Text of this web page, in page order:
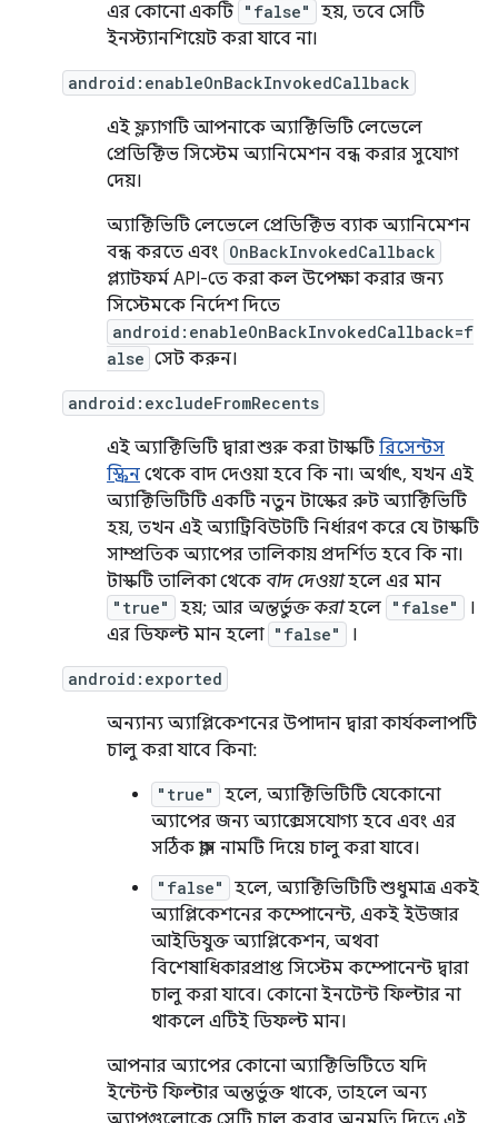
এর কোনো একটি "false"
হয়, তবে সেটি
ইনস্ট্যানশিয়েট করা যাবে না।
android:enableOnBackInvokedCallback
এই ফ্ল্যাগটি আপনাকে অ্যাক্টিভিটি লেভেলে
প্রেডিক্টিভ সিস্টেম অ্যানিমেশন বন্ধ করার সুযোগ
দেয়।
অ্যাক্টিভিটি লেভেলে প্রেডিক্টিভ ব্যাক অ্যানিমেশন
বন্ধ করতে এবং OnBackInvokedCallback
প্ল্যাটফর্ম API-তে করা কল উপেক্ষা করার জন্য
সিস্টেমকে নির্দেশ দিতে
android:enableOnBackInvokedCallback=f
alse সেট করুন।
android:excludeFromRecents
এই অ্যাক্টিভিটি দ্বারা শুরু করা টাস্কটি রিসেন্টস
স্ক্রিন থেকে বাদ দেওয়া হবে কি না। অর্থাৎ, যখন এই
অ্যাক্টিভিটিটি একটি নতুন টাস্কের রুট অ্যাক্টিভিটি
হয়, তখন এই অ্যাট্রিবিউটটি নির্ধারণ করে যে টাস্কটি
সাম্প্রতিক অ্যাপের তালিকায় প্রদর্শিত হবে কি না।
টাস্কটি তালিকা থেকে বাদ দেওয়াহলে এর মান
"true" হয়; আর অন্তর্ভুক্ত করাহলে "false"
।
এর ডিফল্ট মান হলো "false" ।
android:exported
অন্যান্য অ্যাপ্লিকেশনের উপাদান দ্বারা কার্যকলাপটি
চালু করা যাবে কিনা:
"true"
হলে, অ্যাক্টিভিটিটি যেকোনো
অ্যাপের জন্য অ্যাক্সেসযোগ্য হবে এবং এর
সঠিক ক্লাস নামটি দিয়ে চালু করা যাবে।
"false"
হলে, অ্যাক্টিভিটিটি শুধুমাত্র একই
অ্যাপ্লিকেশনের কম্পোনেন্ট, একই ইউজার
আইডিযুক্ত অ্যাপ্লিকেশন, অথবা
বিশেষাধিকারপ্রাপ্ত সিস্টেম কম্পোনেন্ট দ্বারা
চালু করা যাবে। কোনো ইনটেন্ট ফিল্টার না
থাকলে এটিই ডিফল্ট মান।
আপনার অ্যাপের কোনো অ্যাক্টিভিটিতে যদি
ইন্টেন্ট ফিল্টার অন্তর্ভুক্ত থাকে, তাহলে অন্য